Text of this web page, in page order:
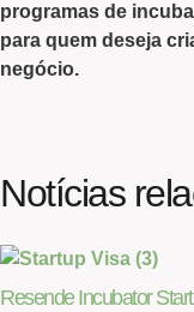
programas de
para quem deseja
negócio.
Notícias
Resende Incubator